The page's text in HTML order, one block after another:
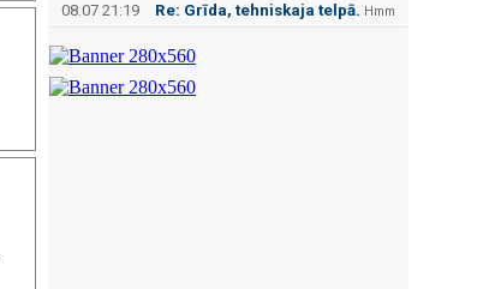
08.07 21:19 Re: Grīda, tehniskaja telpā. Hmm